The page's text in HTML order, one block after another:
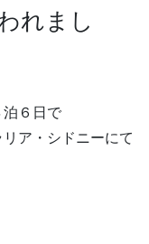
れまし
泊６日で
ア・シドニーにて